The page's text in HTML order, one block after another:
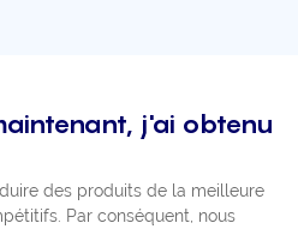
j'ai obtenu
des produits de la meilleure
Par conséquent, nous